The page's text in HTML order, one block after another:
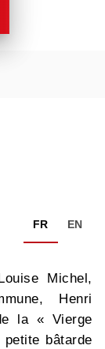
FR EN
Michel,
Henri
la « Vierge
bâtarde